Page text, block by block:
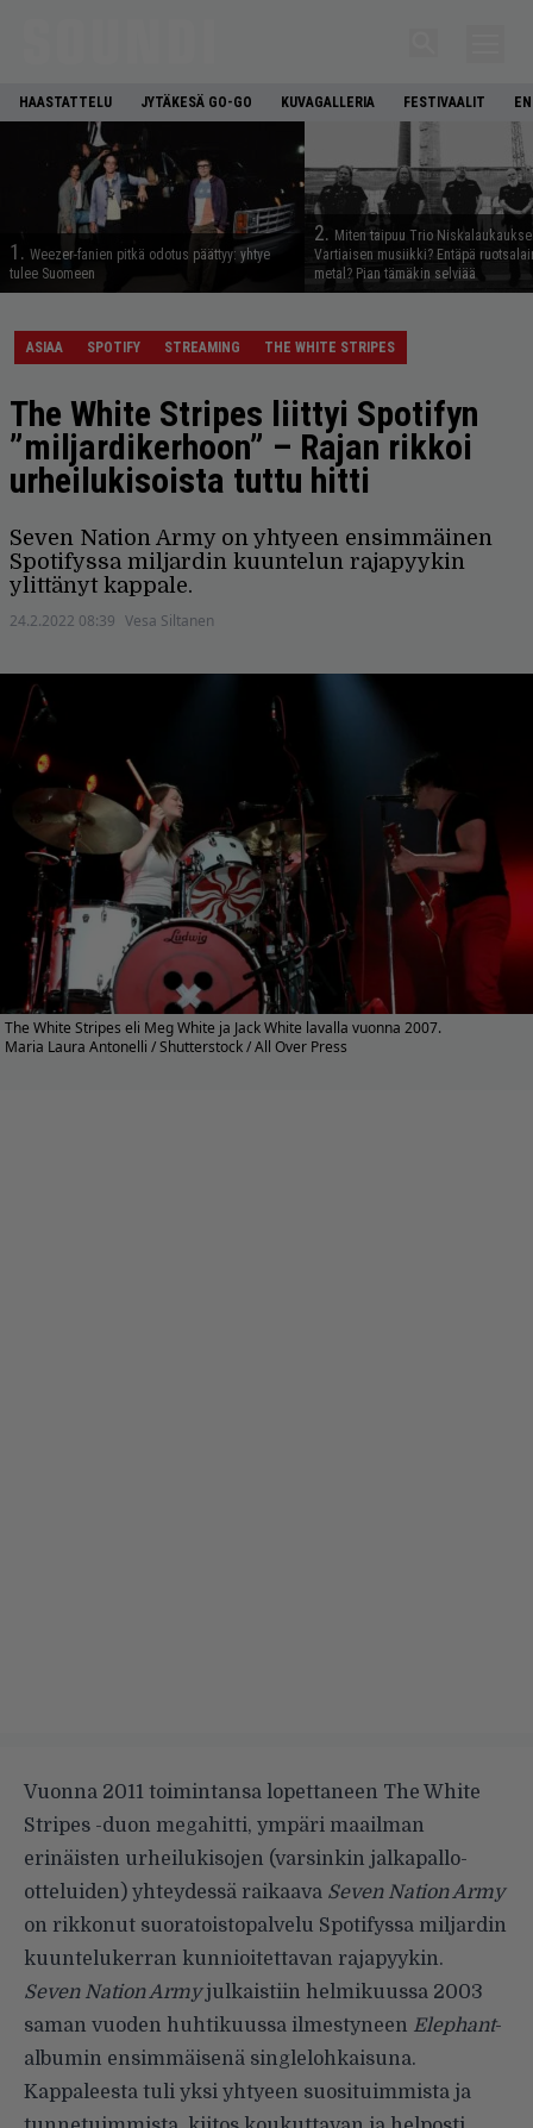
HAASTATTELU JYTÄKESÄ GO-GO KUVAGALLERIA FESTIVAALIT
1. Weezer-fanien pitkä odotus päättyy: yhtye
tulee Suomeen
2. Miten taipuu Trio
Vartiaisen musiikki? Entäpä
metal? Pian tämäkin selviää
ASIAA SPOTIFY STREAMING THE WHITE STRIPES
The White Stripes liittyi Spotifyn
”miljardikerhoon” – Rajan rikkoi
urheilukisoista tuttu hitti
Seven Nation Army on yhtyeen ensimmäinen
Spotifyssa miljardin kuuntelun rajapyykin
ylittänyt kappale.
24.2.2022 08:39 Vesa Siltanen
The White Stripes eli Meg White ja Jack White lavalla vuonna 2007.
Maria Laura Antonelli / Shutterstock / All Over Press
Vuonna 2011 toimintansa lopettaneen The White
Stripes -duon megahitti, ympäri maailman
erinäisten urheilukisojen (varsinkin jalkapallo-
otteluiden) yhteydessä raikaava Seven Nation Army
on rikkonut suoratoistopalvelu Spotifyssa miljardin
kuuntelukerran kunnioitettavan rajapyykin.
Seven Nation Armyjulkaistiin helmikuussa 2003
saman vuoden huhtikuussa ilmestyneen Elephant-
albumin ensimmäisenä singlelohkaisuna.
Kappaleesta tuli yksi yhtyeen suosituimmista ja